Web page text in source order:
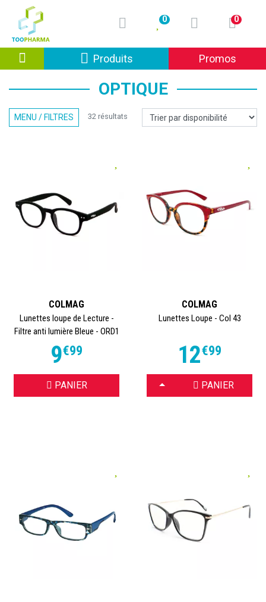
0 0
ProduitsAfficher la navigation
Promos
OPTIQUE
MENU / FILTRES 32 résultats
COLMAG
Lunettes loupe de Lecture -
Filtre anti lumière Bleue - ORD1
9€99
PANIER
COLMAG
Lunettes Loupe - Col 43
12€99
CHOISIR PANIER